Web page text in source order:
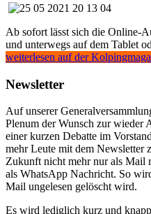
Ab sofort lässt sich die Online-
und unterwegs auf dem Tablet
weiterlesen auf der
Newsletter
Auf unserer
Plenum der Wunsch zur wieder
einer kurzen Debatte im
mehr Leute mit dem Newsletter
Zukunft nicht mehr nur als Mail
als WhatsApp Nachricht. So
Mail ungelesen gelöscht wird.
Es wird lediglich kurz und